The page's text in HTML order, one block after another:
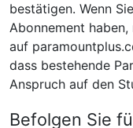
bestätigen. Wenn
Abonnement
auf
dass bestehende
Anspruch auf den
Befolgen Sie